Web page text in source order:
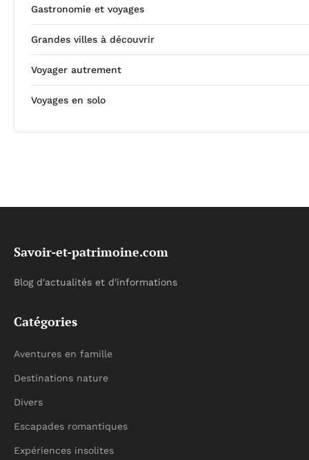
Gastronomie et voyages
Grandes villes à découvrir
Voyager autrement
Voyages en solo
Savoir-et-patrimoine.com
Blog d'actualités et d'informations
Catégories
Aventures en famille
Destinations nature
Divers
Escapades romantiques
Expériences insolites